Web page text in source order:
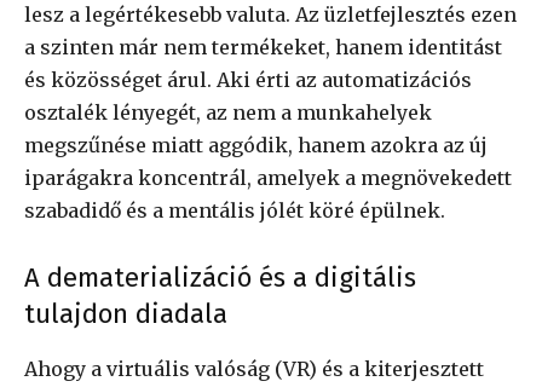
lesz a legértékesebb valuta. Az üzletfejlesztés ezen
a szinten már nem termékeket, hanem identitást
és közösséget árul. Aki érti az automatizációs
osztalék lényegét, az nem a munkahelyek
megszűnése miatt aggódik, hanem azokra az új
iparágakra koncentrál, amelyek a megnövekedett
szabadidő és a mentális jólét köré épülnek.
A dematerializáció és a digitális
tulajdon diadala
Ahogy a virtuális valóság (VR) és a kiterjesztett